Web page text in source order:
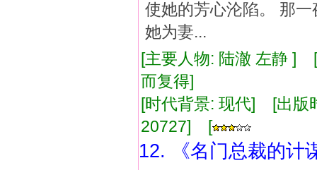
使她的芳心沦陷。 那
她为妻...
[主要人物: 陆澈 左静 ]
而复得]
[时代背景: 现代] [出
20727] [
12. 《名门总裁的计